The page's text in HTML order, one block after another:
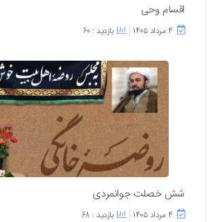
اقسام وحی
۴ مرداد ۱۴۰۵ بازدید : 60
شش خصلت جوانمردی
۴ مرداد ۱۴۰۵ بازدید : 68